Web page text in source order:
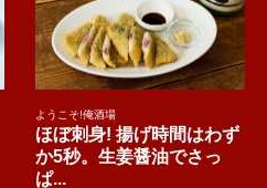
ようこそ!俺酒場
ほぼ刺身! 揚げ時間はわず
か5秒。生姜醤油でさっ
ぱ...